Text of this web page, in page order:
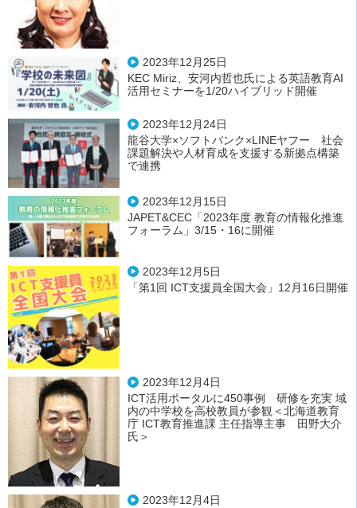
2023年12月25日
KEC Miriz、安河内哲也氏による英語教育AI
活用セミナーを1/20ハイブリッド開催
2023年12月24日
龍谷大学×ソフトバンク×LINEヤフー 社会
課題解決や人材育成を支援する新拠点構築
で連携
2023年12月15日
JAPET&CEC「2023年度 教育の情報化推進
フォーラム」3/15・16に開催
2023年12月5日
「第1回 ICT支援員全国大会」12月16日開催
2023年12月4日
ICT活用ポータルに450事例 研修を充実 域
内の中学校を高校教員が参観＜北海道教育
庁 ICT教育推進課 主任指導主事 田野大介
氏＞
2023年12月4日